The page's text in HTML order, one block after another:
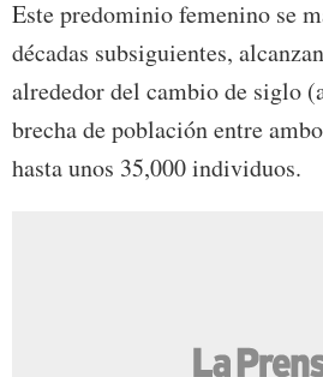
Este predominio femenino se
décadas subsiguientes,
alrededor del cambio de siglo
brecha de población entre
hasta unos 35,000 individuos.